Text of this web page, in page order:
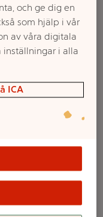
butikerna
och ge dig en
som hjälp i vår
av våra digitala
inställningar i alla
ICA